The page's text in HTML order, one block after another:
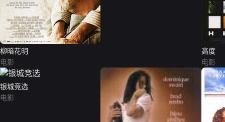
柳暗花明
电影
高度
电影
银城竞选
电影